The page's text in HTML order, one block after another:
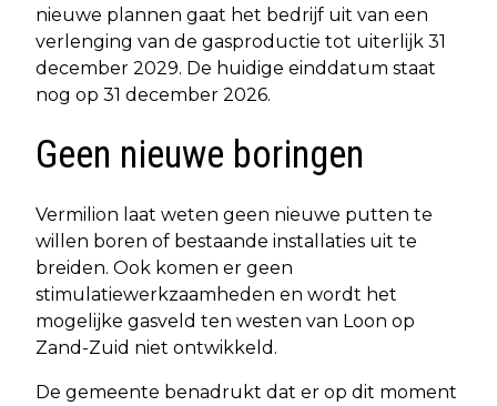
nieuwe plannen gaat het bedrijf uit van een
verlenging van de gasproductie tot uiterlijk 31
december 2029. De huidige einddatum staat
nog op 31 december 2026.
Geen nieuwe boringen
Vermilion laat weten geen nieuwe putten te
willen boren of bestaande installaties uit te
breiden. Ook komen er geen
stimulatiewerkzaamheden en wordt het
mogelijke gasveld ten westen van Loon op
Zand-Zuid niet ontwikkeld.
De gemeente benadrukt dat er op dit moment